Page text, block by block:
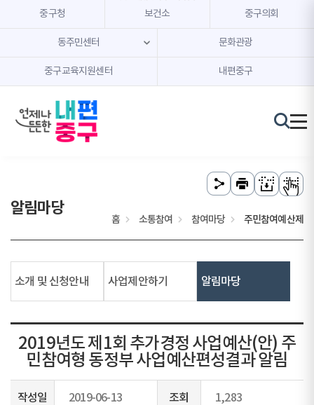
본문 내용 바로가기
주메뉴 바로가기
중구청 보건소 중구의회
동주민센터 문화관광
중구교육지원센터 내편중구
알림마당
홈 소통참여 참여마당 주민참여예산제
소개 및 신청안내 사업제안하기 알림마당
2019년도 제1회 추가경정 사업예산(안) 주
민참여형 동정부 사업예산편성결과 알림
작성일 2019-06-13 조회 1,283